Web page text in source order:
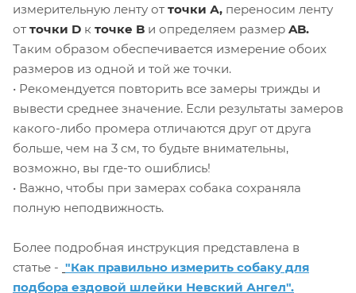
измерительную ленту от точки А, переносим ленту
от точки D к точке B и определяем размер AB.
Таким образом обеспечивается измерение обоих
размеров из одной и той же точки.
• Рекомендуется повторить все замеры трижды и
вывести среднее значение. Если результаты замеров
какого-либо промера отличаются друг от друга
больше, чем на 3 см, то будьте внимательны,
возможно, вы где-то ошиблись!
• Важно, чтобы при замерах собака сохраняла
полную неподвижность.
Более подробная инструкция представлена в
статье - "Как правильно измерить собаку для
подбора ездовой шлейки Невский Ангел".